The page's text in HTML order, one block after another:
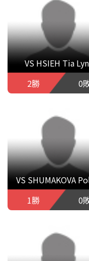
VS HSIEH Tia
2勝
0
VS SHUMAKOVA
1勝
0